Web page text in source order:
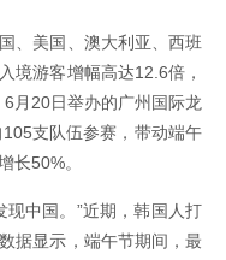
、美国、澳大利亚、西班
境游客增幅高达12.6倍，
月20日举办的广州国际龙
支队伍参赛，带动端午
长50%。
中国。”近期，韩国人打
据显示，端午节期间，最